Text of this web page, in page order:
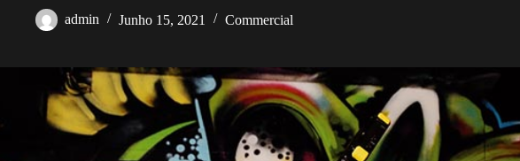
admin Junho 15, 2021 Commercial